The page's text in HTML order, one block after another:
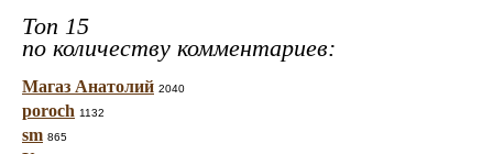
Топ 15
по количеству комментариев:
Магаз Анатолий 2040
poroch 1132
sm 865